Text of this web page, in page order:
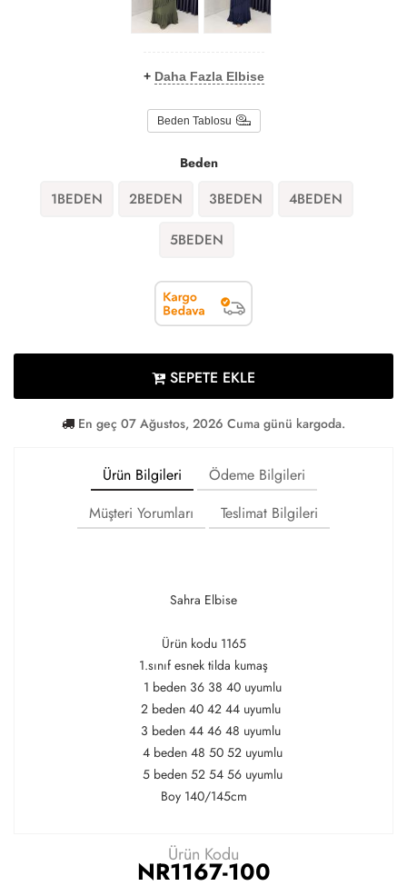
+ Daha Fazla Elbise
Beden Tablosu
Beden
1BEDEN 2BEDEN 3BEDEN 4BEDEN
5BEDEN
SEPETE EKLE
En geç 07 Ağustos, 2026 Cuma günü kargoda.
Ürün Bilgileri
Ödeme Bilgileri
Müşteri Yorumları
Teslimat Bilgileri
Sahra Elbise
Ürün kodu 1165
1.sınıf esnek tilda kumaş
1 beden 36 38 40 uyumlu
2 beden 40 42 44 uyumlu
3 beden 44 46 48 uyumlu
4 beden 48 50 52 uyumlu
5 beden 52 54 56 uyumlu
Boy 140/145cm
Ürün Kodu
NR1167-100